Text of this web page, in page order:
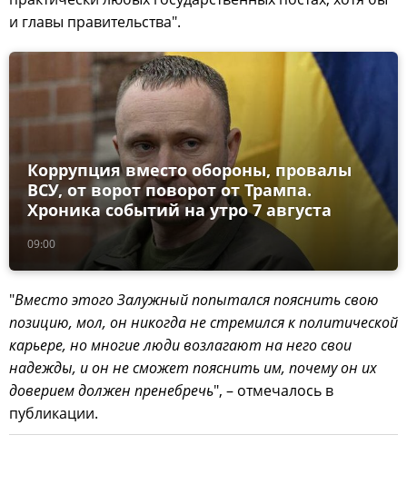
и главы правительства".
09:00
Коррупция вместо обороны, провалы
ВСУ, от ворот поворот от Трампа.
Хроника событий на утро 7 августа
"Вместо этого Залужный попытался пояснить свою
позицию, мол, он никогда не стремился к политической
карьере, но многие люди возлагают на него свои
надежды, и он не сможет пояснить им, почему он их
доверием должен пренебречь", – отмечалось в
публикации.